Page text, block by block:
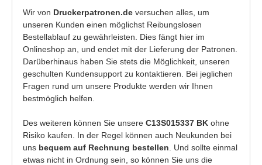
Wir von Druckerpatronen.de versuchen alles, um
unseren Kunden einen möglichst Reibungslosen
Bestellablauf zu gewährleisten. Dies fängt hier im
Onlineshop an, und endet mit der Lieferung der Patronen.
Darüberhinaus haben Sie stets die Möglichkeit, unseren
geschulten Kundensupport zu kontaktieren. Bei jeglichen
Fragen rund um unsere Produkte werden wir Ihnen
bestmöglich helfen.
Des weiteren können Sie unsere C13S015337 BK ohne
Risiko kaufen. In der Regel können auch Neukunden bei
uns bequem auf Rechnung bestellen . Und sollte einmal
etwas nicht in Ordnung sein, so können Sie uns die